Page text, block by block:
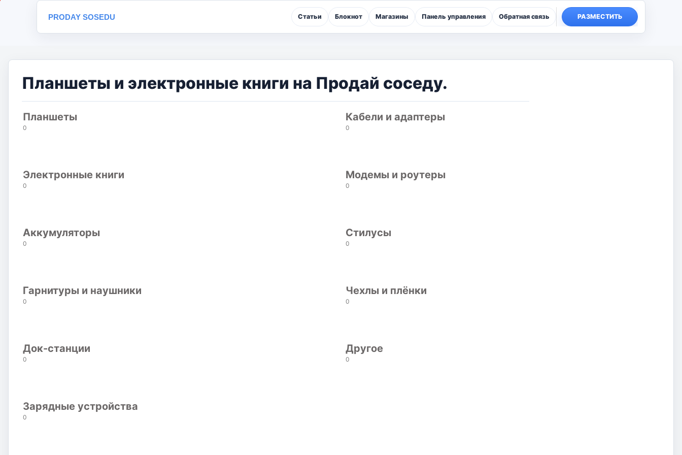
PRODAY SOSEDU Статьи Блокнот Магазины Панель управления Обратная связь РАЗМЕСТИТЬ
Планшеты и электронные книги на Продай соседу.
Планшеты
0
Электронные книги
0
Аккумуляторы
0
Гарнитуры и наушники
0
Док-станции
0
Зарядные устройства
0
Кабели и адаптеры
0
Модемы и роутеры
0
Стилусы
0
Чехлы и плёнки
0
Другое
0